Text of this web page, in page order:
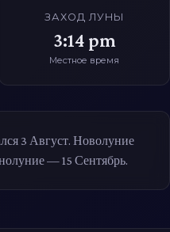
ЗАХОД ЛУНЫ
3:14 pm
Местное время
3 Август. Новолуние
— 15 Сентябрь.